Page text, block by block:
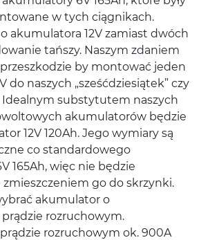
w tych ciągnikach.
akumulatora 12V zamiast dwóch
tańszy. Naszym zdaniem
by montować jeden
do naszych „sześćdziesiątek” czy
Idealnym substytutem naszych
akumulatorów będzie
12V 120Ah. Jego wymiary są
co standardowego
165Ah, więc nie będzie
go do skrzynki.
akumulator o
rozruchowym.
rozruchowym ok. 900A